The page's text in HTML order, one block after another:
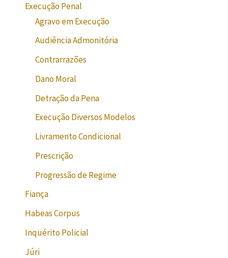
Execução Penal
Agravo em Execução
Audiência Admonitória
Contrarrazões
Dano Moral
Detração da Pena
Execução Diversos Modelos
Livramento Condicional
Prescrição
Progressão de Regime
Fiança
Habeas Corpus
Inquérito Policial
Júri